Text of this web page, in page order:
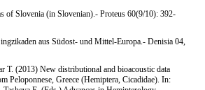
of Slovenia (in Slovenian).- Proteus 60(9/10): 392-
aus Südost- und Mittel-Europa.- Denisia 04,
T. (2013) New distributional and bioacoustic data
Peloponnese, Greece (Hemiptera, Cicadidae). In: